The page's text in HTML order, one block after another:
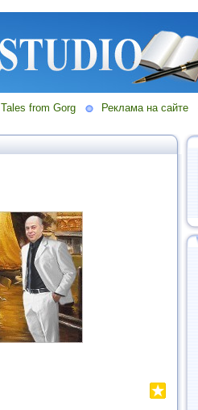
Tales from Gorg Реклама на сайте